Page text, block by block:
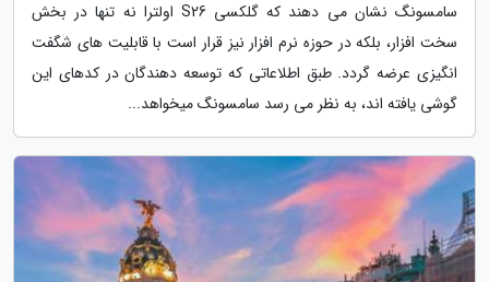
سامسونگ نشان می دهند که گلکسی S26 اولترا نه تنها در بخش
سخت افزار، بلکه در حوزه نرم افزار نیز قرار است با قابلیت های شگفت
انگیزی عرضه گردد. طبق اطلاعاتی که توسعه دهندگان در کدهای این
گوشی یافته اند، به نظر می رسد سامسونگ میخواهد...